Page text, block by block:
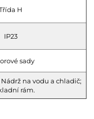
H
IP23
sady
Nádrž na vodu a chladič;
rám.